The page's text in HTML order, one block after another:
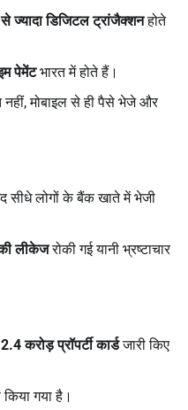
ज्यादा डिजिटल ट्रांजैक्शनहोते
पेमेंटभारत में होते हैं।
मोबाइल से ही पैसे भेजे और
सीधे लोगों के बैंक खाते में भेजी
लीकेजरोकी गई यानी भ्रष्टाचार
2.4करोड़ प्रॉपर्टी कार्डजारी किए
गया है।